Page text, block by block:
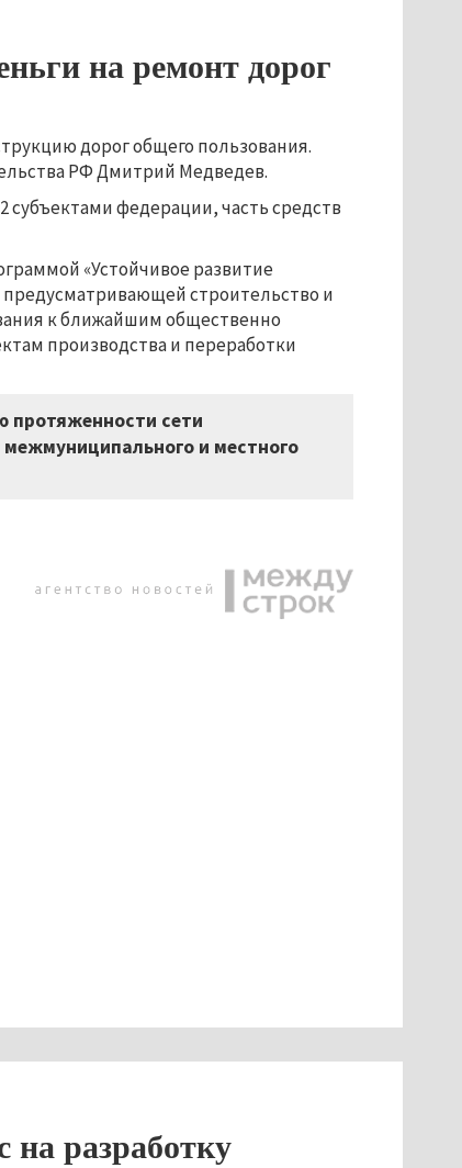
на ремонт дорог
дорог общего пользования.
РФ Дмитрий Медведев.
федерации, часть средств
«Устойчивое развитие
предусматривающей строительство и
к ближайшим общественно
производства и переработки
протяженности сети
и местного
разработку